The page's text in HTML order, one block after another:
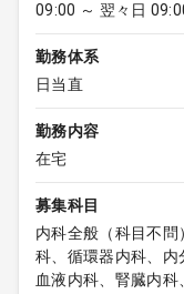
09:00 ～ 翌々日
勤務体系
日当直
勤務内容
在宅
募集科目
内科全般（科目不
科、循環器内科、内
血液内科、腎臓内